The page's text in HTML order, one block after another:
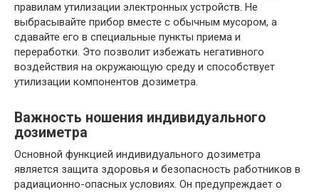
правилам утилизации электронных устройств. Не
выбрасывайте прибор вместе с обычным мусором, а
сдавайте его в специальные пункты приема и
переработки. Это позволит избежать негативного
воздействия на окружающую среду и способствует
утилизации компонентов дозиметра.
Важность ношения индивидуального
дозиметра
Основной функцией индивидуального дозиметра
является защита здоровья и безопасность работников в
радиационно-опасных условиях. Он предупреждает о